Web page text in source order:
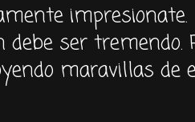
impresionate.
debe ser tremendo.
maravillas de